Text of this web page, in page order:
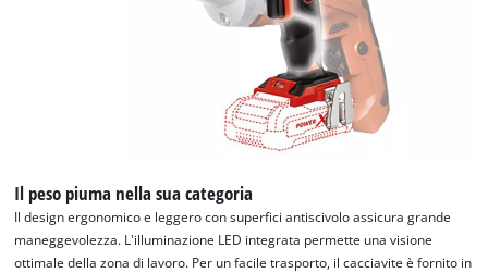
Il peso piuma nella sua categoria
Il design ergonomico e leggero con superfici antiscivolo assicura grande
maneggevolezza. L'illuminazione LED integrata permette una visione
ottimale della zona di lavoro. Per un facile trasporto, il cacciavite è fornito in